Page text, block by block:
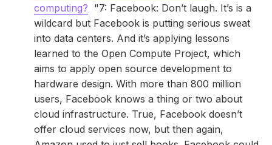
computing? "7: Facebook: Don’t laugh. It’s is a
wildcard but Facebook is putting serious sweat
into data centers. And it’s applying lessons
learned to the Open Compute Project, which
aims to apply open source development to
hardware design. With more than 800 million
users, Facebook knows a thing or two about
cloud infrastructure. True, Facebook doesn’t
offer cloud services now, but then again,